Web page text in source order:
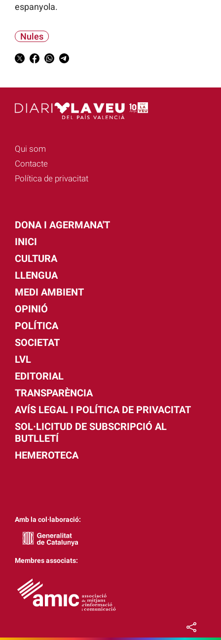
espanyola.
Nules
Qui som
Contacte
Política de privacitat
DONA I AGERMANA'T
INICI
CULTURA
LLENGUA
MEDI AMBIENT
OPINIÓ
POLÍTICA
SOCIETAT
LVL
EDITORIAL
TRANSPARÈNCIA
AVÍS LEGAL I POLÍTICA DE PRIVACITAT
SOL·LICITUD DE SUBSCRIPCIÓ AL
BUTLLETÍ
HEMEROTECA
Amb la col·laboració:
Membres associats: